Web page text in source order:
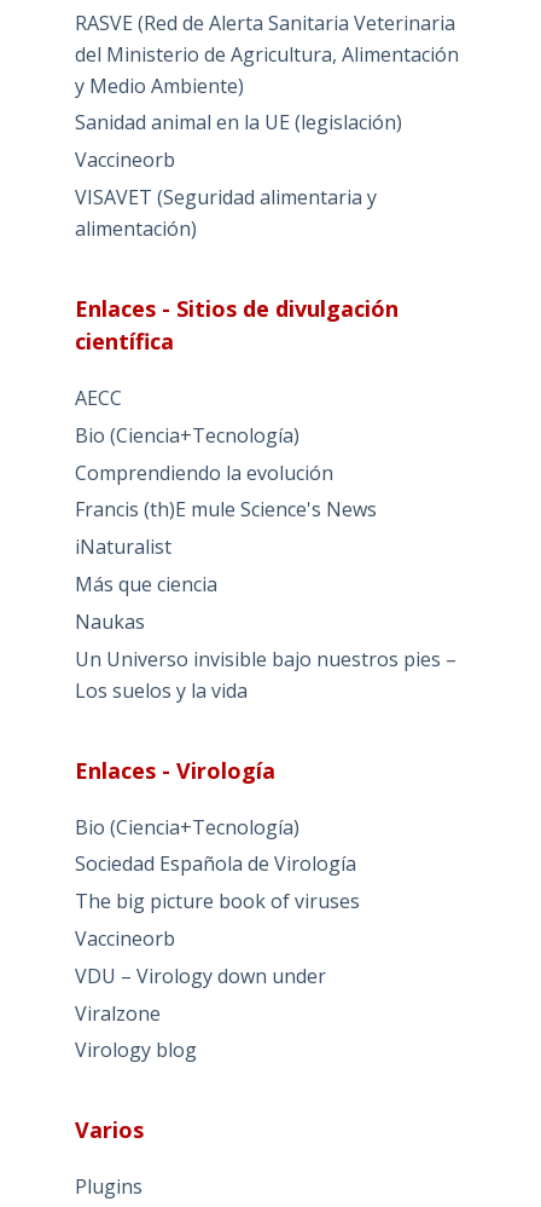
RASVE (Red de Alerta Sanitaria Veterinaria
del Ministerio de Agricultura, Alimentación
y Medio Ambiente)
Sanidad animal en la UE (legislación)
Vaccineorb
VISAVET (Seguridad alimentaria y
alimentación)
Enlaces - Sitios de divulgación
científica
AECC
Bio (Ciencia+Tecnología)
Comprendiendo la evolución
Francis (th)E mule Science's News
iNaturalist
Más que ciencia
Naukas
Un Universo invisible bajo nuestros pies –
Los suelos y la vida
Enlaces - Virología
Bio (Ciencia+Tecnología)
Sociedad Española de Virología
The big picture book of viruses
Vaccineorb
VDU – Virology down under
Viralzone
Virology blog
Varios
Plugins